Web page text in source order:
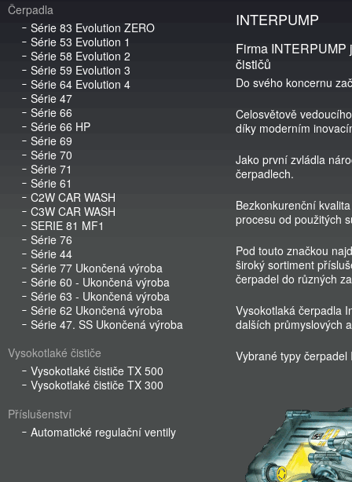
INTERPUMP
Firma INTERPUMP
čističů
Do svého koncernu
Celosvětově
díky moderním
Jako první zvládla
čerpadlech.
Bezkonkurenční
procesu od použitých
Pod touto značkou
široký sortiment
čerpadel do různých
Vysokotlaká čerpadla
dalších průmyslových
Vybrané typy
Čerpadla
Série 83 Evolution ZERO
Série 53 Evolution 1
Série 58 Evolution 2
Série 59 Evolution 3
Série 64 Evolution 4
Série 47
Série 66
Série 66 HP
Série 69
Série 70
Série 71
Série 61
C2W CAR WASH
C3W CAR WASH
SERIE 81 MF1
Série 76
Série 44
Série 77 Ukončená výroba
Série 60 - Ukončená výroba
Série 63 - Ukončená výroba
Série 62 Ukončená výroba
Série 47. SS Ukončená výroba
Vysokotlaké čističe
Vysokotlaké čističe TX 500
Vysokotlaké čističe TX 300
Příslušenství
Automatické regulační ventily